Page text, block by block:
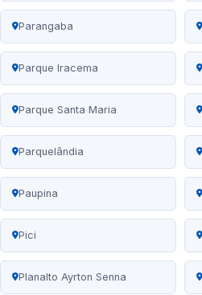
Parangaba
Parque Iracema
Parque Santa Maria
Parquelândia
Paupina
Pici
Planalto Ayrton Senna